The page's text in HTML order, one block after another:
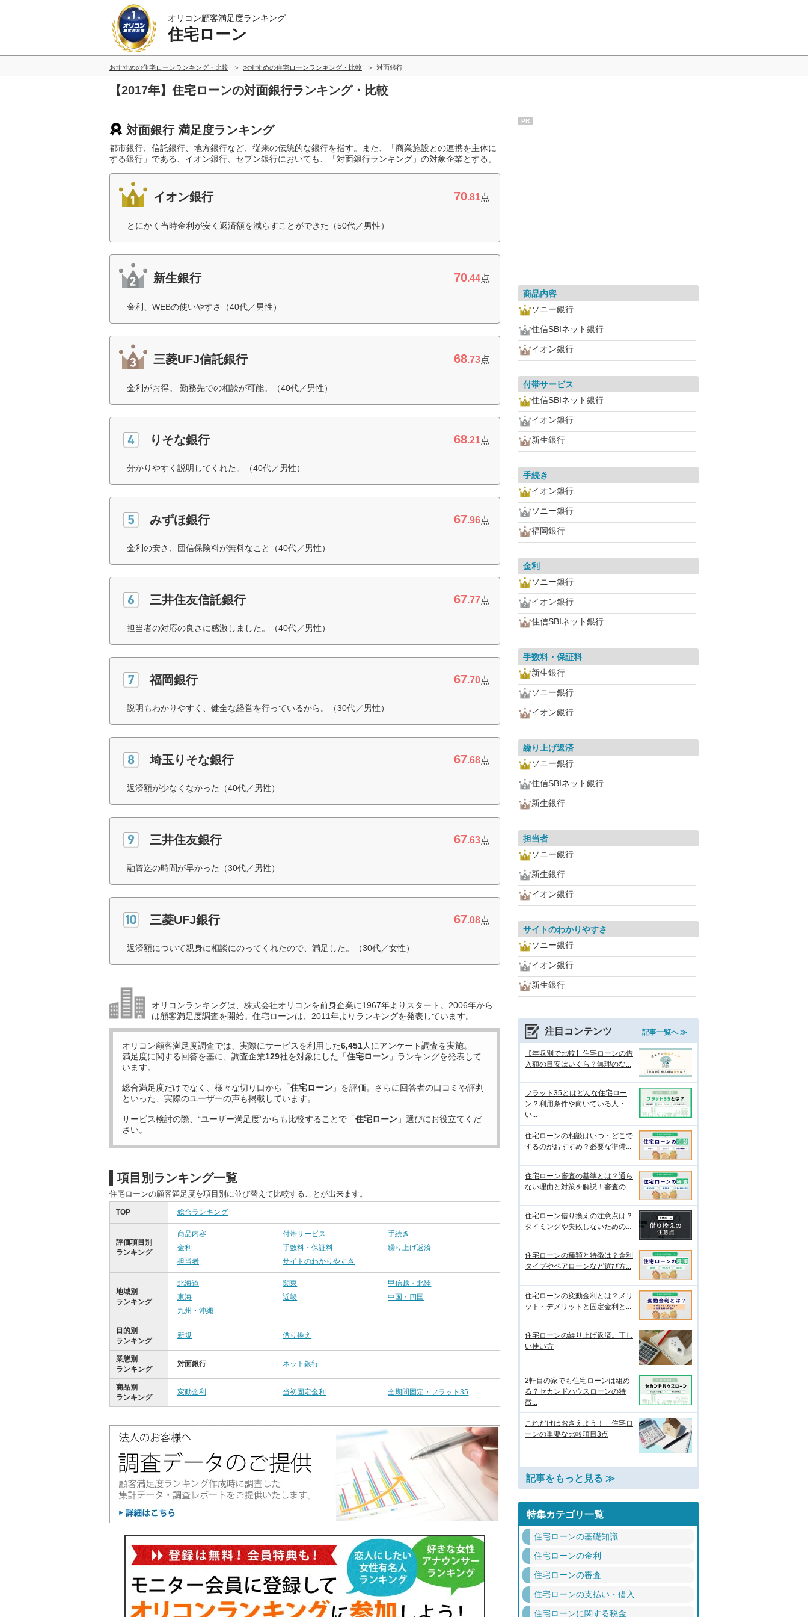
オリコン顧客満足度ランキング
住宅ローン
おすすめの住宅ローンランキング・比較 おすすめの住宅ローンランキング・比較 対面銀行
【2017年】住宅ローンの対面銀行ランキング・比較
対面銀行 満足度ランキング
都市銀行、信託銀行、地方銀行など、従来の伝統的な銀行を指す。また、「商業施設との連携を主体に
する銀行」である、イオン銀行、セブン銀行においても、「対面銀行ランキング」の対象企業とする。
イオン銀行 70.81点
とにかく当時金利が安く返済額を減らすことができた（50代／男性）
新生銀行 70.44点
金利、WEBの使いやすさ（40代／男性）
三菱UFJ信託銀行 68.73点
金利がお得。 勤務先での相談が可能。（40代／男性）
りそな銀行 68.21点
分かりやすく説明してくれた。（40代／男性）
みずほ銀行 67.96点
金利の安さ、団信保険料が無料なこと（40代／男性）
三井住友信託銀行 67.77点
担当者の対応の良さに感激しました。（40代／男性）
福岡銀行 67.70点
説明もわかりやすく、健全な経営を行っているから。（30代／男性）
埼玉りそな銀行 67.68点
返済額が少なくなかった（40代／男性）
三井住友銀行 67.63点
融資迄の時間が早かった（30代／男性）
三菱UFJ銀行 67.08点
返済額について親身に相談にのってくれたので、満足した。（30代／女性）
オリコンランキングは、株式会社オリコンを前身企業に1967年よりスタート。2006年から
は顧客満足度調査を開始。住宅ローンは、2011年よりランキングを発表しています。
オリコン顧客満足度調査では、実際にサービスを利用した6,451人にアンケート調査を実施。
満足度に関する回答を基に、調査企業129社を対象にした「住宅ローン 」ランキングを発表して
います。
総合満足度だけでなく、様々な切り口から「住宅ローン 」を評価。さらに回答者の口コミや評判
といった、実際のユーザーの声も掲載しています。
サービス検討の際、“ユーザー満足度”からも比較することで「住宅ローン 」選びにお役立てくだ
さい。
項目別ランキング一覧
住宅ローンの顧客満足度を項目別に並び替えて比較することが出来ます。
TOP 総合ランキング
評価項目別
ランキング
商品内容 付帯サービス
手続き
金利
手数料・保証料
繰り上げ返済
担当者
サイトのわかりやすさ
地域別
ランキング
北海道 関東
甲信越・北陸
東海
近畿
中国・四国
九州・沖縄
目的別
ランキング
新規 借り換え
業態別
ランキング
対面銀行 ネット銀行
商品別
ランキング
変動金利 当初固定金利 全期間固定・フラット35
PR
商品内容
ソニー銀行
住信SBIネット銀行
イオン銀行
付帯サービス
住信SBIネット銀行
イオン銀行
新生銀行
手続き
イオン銀行
ソニー銀行
福岡銀行
金利
ソニー銀行
イオン銀行
住信SBIネット銀行
手数料・保証料
新生銀行
ソニー銀行
イオン銀行
繰り上げ返済
ソニー銀行
住信SBIネット銀行
新生銀行
担当者
ソニー銀行
新生銀行
イオン銀行
サイトのわかりやすさ
ソニー銀行
イオン銀行
新生銀行
注目コンテンツ 記事一覧へ ≫
【年収別で比較】住宅ローンの借
入額の目安はいくら？無理のな...
フラット35とはどんな住宅ロー
ン？利用条件や向いている人・
い...
住宅ローンの相談はいつ・どこで
するのがおすすめ？必要な準備...
住宅ローン審査の基準とは？通ら
ない理由と対策を解説！審査の...
住宅ローン借り換えの注意点は？
タイミングや失敗しないための...
住宅ローンの種類と特徴は？金利
タイプやペアローンなど選び方...
住宅ローンの変動金利とは？メリ
ット・デメリットと固定金利と...
住宅ローンの繰り上げ返済。正し
い使い方
2軒目の家でも住宅ローンは組め
る？セカンドハウスローンの特
徴...
これだけはおさえよう！ 住宅ロ
ーンの重要な比較項目3点
記事をもっと見る ≫
特集カテゴリ一覧
住宅ローンの基礎知識
住宅ローンの金利
住宅ローンの審査
住宅ローンの支払い・借入
住宅ローンに関する税金